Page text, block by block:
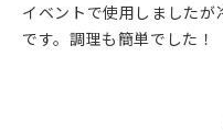
イベントで使用しました
です。調理も簡単でした！